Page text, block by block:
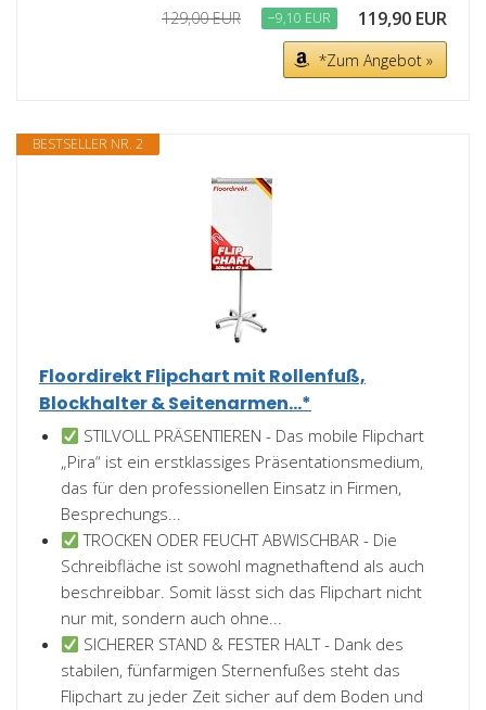
129,00 EUR −9,10 EUR 119,90 EUR
*Zum Angebot »
BESTSELLER NR. 2
Floordirekt Flipchart mit Rollenfuß,
Blockhalter & Seitenarmen...*
STILVOLL PRÄSENTIEREN - Das mobile Flipchart
„Pira“ ist ein erstklassiges Präsentationsmedium,
das für den professionellen Einsatz in Firmen,
Besprechungs...
TROCKEN ODER FEUCHT ABWISCHBAR - Die
Schreibfläche ist sowohl magnethaftend als auch
beschreibbar. Somit lässt sich das Flipchart nicht
nur mit, sondern auch ohne...
SICHERER STAND & FESTER HALT - Dank des
stabilen, fünfarmigen Sternenfußes steht das
Flipchart zu jeder Zeit sicher auf dem Boden und